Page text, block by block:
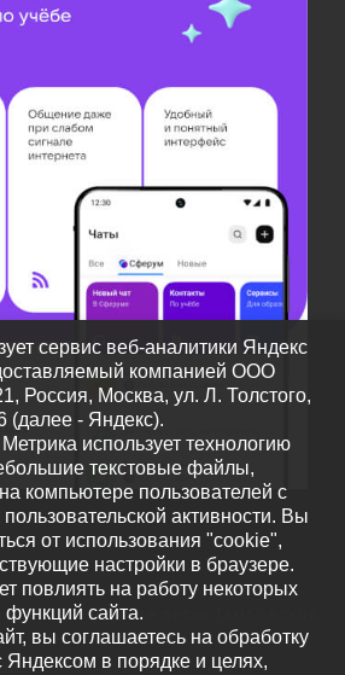
образование детей Тамбовской
– Все права защищены
сервис веб-аналитики Яндекс
компанией ООО
Россия, Москва, ул. Л. Толстого,
(далее - Яндекс).
использует технологию
текстовые файлы,
компьютере пользователей с
активности. Вы
от использования "cookie",
настройки в браузере.
повлиять на работу некоторых
функций сайта.
вы соглашаетесь на обработку
Яндексом в порядке и целях,